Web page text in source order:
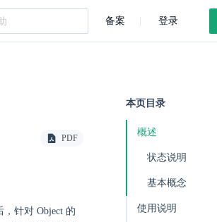
备案 登录
PDF
，针对 Object 的
本页目录
概述
状态说明
基本概念
使用说明